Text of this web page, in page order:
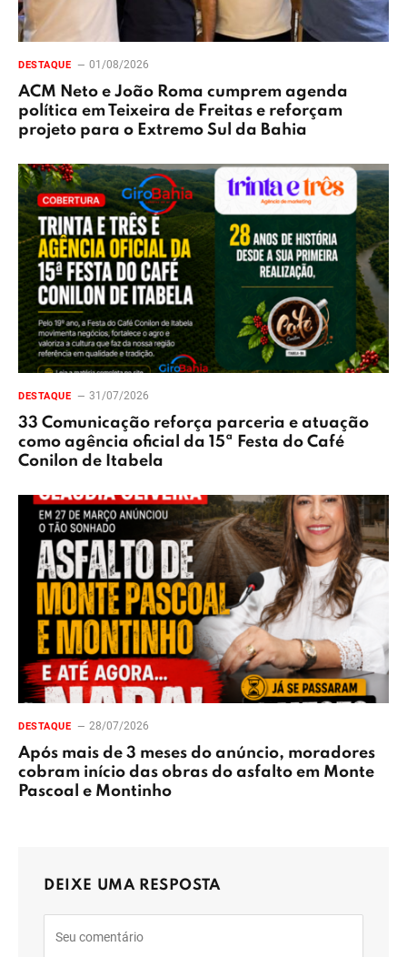
DESTAQUE 01/08/2026
ACM Neto e João Roma cumprem agenda
política em Teixeira de Freitas e reforçam
projeto para o Extremo Sul da Bahia
DESTAQUE 31/07/2026
33 Comunicação reforça parceria e atuação
como agência oficial da 15ª Festa do Café
Conilon de Itabela
DESTAQUE 28/07/2026
Após mais de 3 meses do anúncio, moradores
cobram início das obras do asfalto em Monte
Pascoal e Montinho
DEIXE UMA RESPOSTA